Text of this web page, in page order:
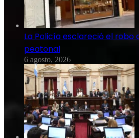
La Policía esclareció el robo
peatonal
6 agosto, 2026